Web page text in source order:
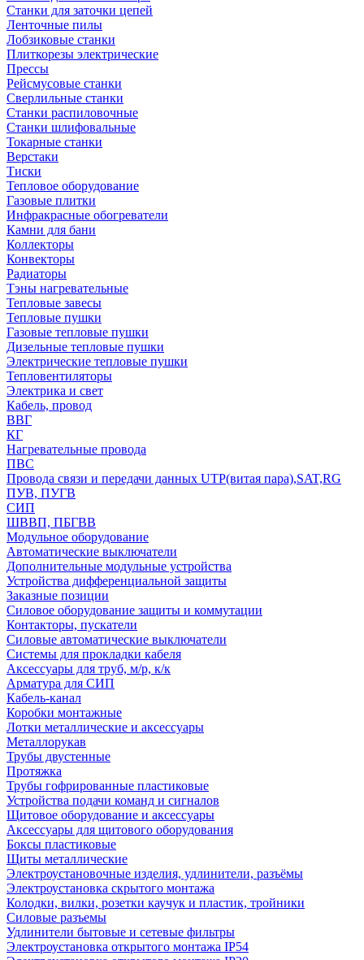
Станки для заточки цепей
Ленточные пилы
Лобзиковые станки
Плиткорезы электрические
Прессы
Рейсмусовые станки
Сверлильные станки
Станки распиловочные
Станки шлифовальные
Токарные станки
Верстаки
Тиски
Тепловое оборудование
Газовые плитки
Инфракрасные обогреватели
Камни для бани
Коллекторы
Конвекторы
Радиаторы
Тэны нагревательные
Тепловые завесы
Тепловые пушки
Газовые тепловые пушки
Дизельные тепловые пушки
Электрические тепловые пушки
Тепловентиляторы
Электрика и свет
Кабель, провод
ВВГ
КГ
Нагревательные провода
ПВС
Провода связи и передачи данных UTP(витая пара),SAT,RG
ПУВ, ПУГВ
СИП
ШВВП, ПБГВВ
Модульное оборудование
Автоматические выключатели
Дополнительные модульные устройства
Устройства дифференциальной защиты
Заказные позиции
Силовое оборудование защиты и коммутации
Контакторы, пускатели
Силовые автоматические выключатели
Системы для прокладки кабеля
Аксессуары для труб, м/р, к/к
Арматура для СИП
Кабель-канал
Коробки монтажные
Лотки металлические и аксессуары
Металлорукав
Трубы двустенные
Протяжка
Трубы гофрированные пластиковые
Устройства подачи команд и сигналов
Щитовое оборудование и аксессуары
Аксессуары для щитового оборудования
Боксы пластиковые
Щиты металлические
Электроустановочные изделия, удлинители, разъёмы
Электроустановка скрытого монтажа
Колодки, вилки, розетки каучук и пластик, тройники
Силовые разъемы
Удлинители бытовые и сетевые фильтры
Электроустановка открытого монтажа IP54